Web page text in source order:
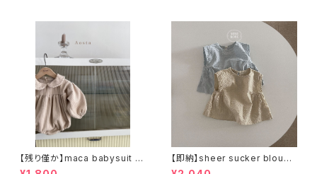
【残り僅か】maca babysuit (B
ABY) コーデュロイロンパース
【即納】sheer sucker blouse
シアーブラウス